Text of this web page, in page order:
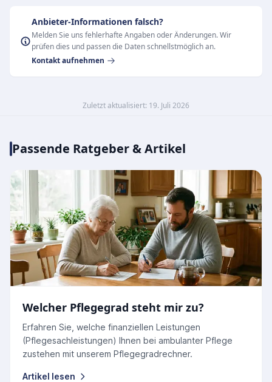
Anbieter-Informationen falsch?
Melden Sie uns fehlerhafte Angaben oder Änderungen. Wir
prüfen dies und passen die Daten schnellstmöglich an.
Kontakt aufnehmen
Zuletzt aktualisiert: 19. Juli 2026
Passende Ratgeber & Artikel
Welcher Pflegegrad steht mir zu?
Erfahren Sie, welche finanziellen Leistungen
(Pflegesachleistungen) Ihnen bei ambulanter Pflege
zustehen mit unserem Pflegegradrechner.
Artikel lesen